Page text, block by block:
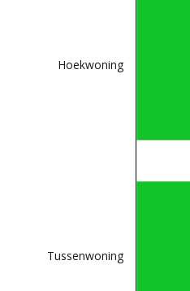
Hoekwoning
Tussenwoning